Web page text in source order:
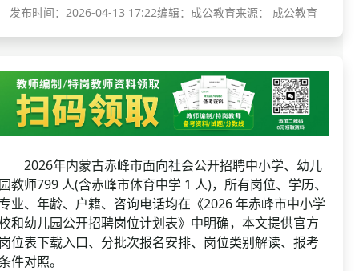
成绩查询
分数线
资格复审
面试补录
历年真题
警察/辅警考试
国企/银行考试
发布时间： 2026-04-13 17:22编辑：成公教育来源： 成公教育
年内蒙古赤峰市面向社会公开招聘中小学、幼儿
教师799 人(含赤峰市体育中学 1 人)，所有岗位、学历、
业、年龄、户籍、咨询电话均在《2026 年赤峰市中小学
和幼儿园公开招聘岗位计划表》中明确，本文提供官方
位表下载入口、分批次报名安排、岗位类别解读、报考
件对照。